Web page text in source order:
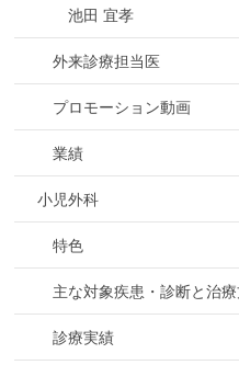
池田 宜孝
外来診療担当医
プロモーション動画
業績
小児外科
特色
主な対象疾患・診断と治
診療実績